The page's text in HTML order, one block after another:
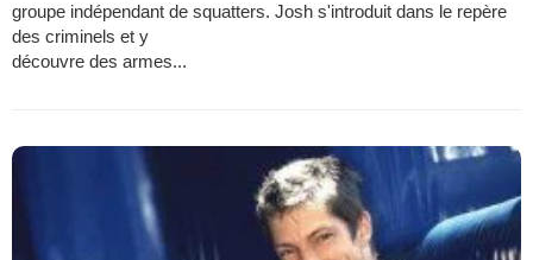
groupe indépendant de squatters. Josh s'introduit dans le repère
des criminels et y
découvre des armes...